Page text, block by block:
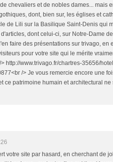
chevaliers et de nobles dames... mais
dont, bien sur, les églises et
de Lili sur la Basilique Saint-Denis qui
dont celui-ci, sur Notre-Dame
faire des présentations sur trivago, en
pour votre site qui le mérite
http://www.trivago.fr/chartres-35656/
/> Je vous remercie encore une
ce patrimoine humain et architectural
votre site par hasard, en cherchant de